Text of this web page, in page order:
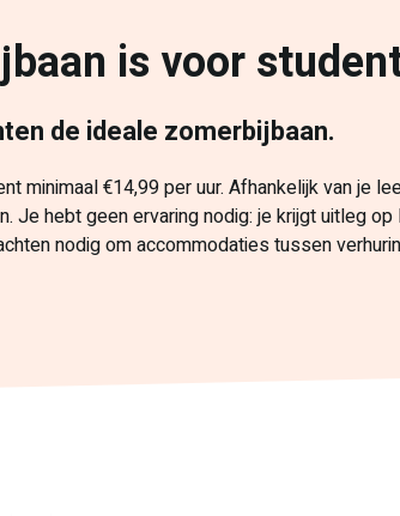
is voor
de ideale zomerbijbaan.
€14,99 per uur. Afhankelijk van je
hebt geen ervaring nodig: je krijgt uitleg
nodig om accommodaties tussen